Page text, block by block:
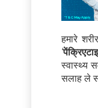
हमारे
‘
स्वास्थ्य
सलाह ले